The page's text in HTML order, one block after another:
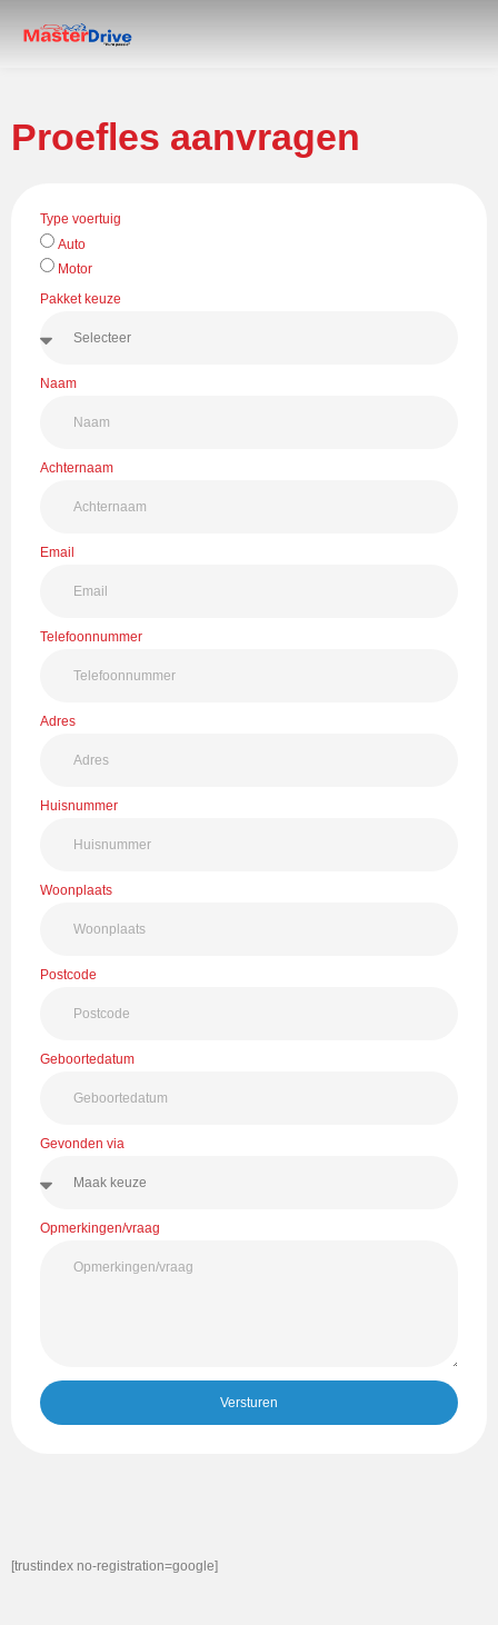
Proefles aanvragen
Type voertuig
Auto
Motor
Pakket keuze
Naam
Achternaam
Email
Telefoonnummer
Adres
Huisnummer
Woonplaats
Postcode
Geboortedatum
Gevonden via
Opmerkingen/vraag
Versturen
[trustindex no-registration=google]